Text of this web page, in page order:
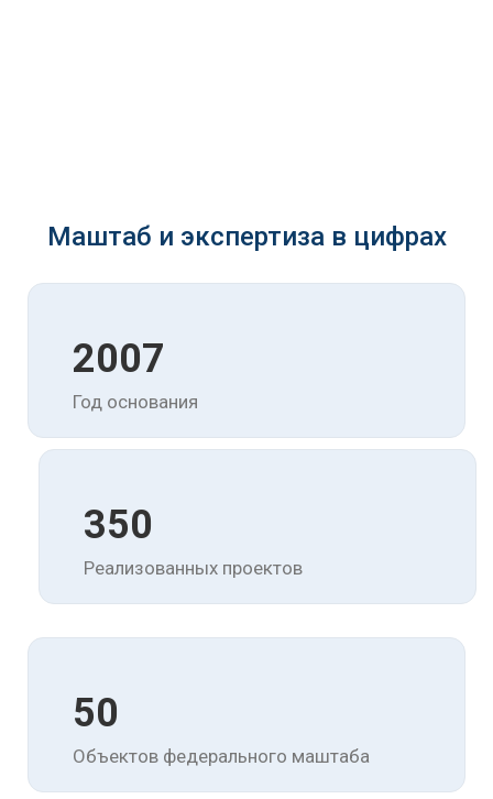
Маштаб и экспертиза в цифрах
2007
Год основания
350
Реализованных проектов
50
Объектов федерального маштаба